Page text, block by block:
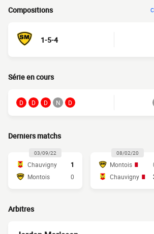
Compositions
1-5-4
Série en cours
D D D N D
Derniers matchs
03/09/22
Chauvigny
1
Montois
0
08/02/20
Montois
Chauvigny
Arbitres